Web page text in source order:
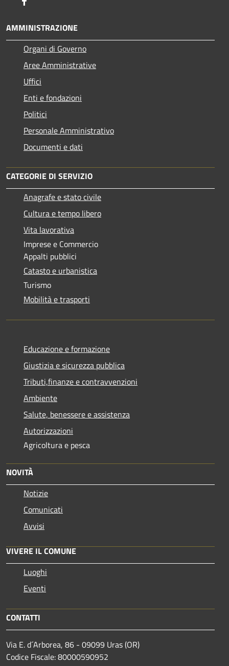
AMMINISTRAZIONE
Organi di Governo
Aree Amministrative
Uffici
Enti e fondazioni
Politici
Personale Amministrativo
Documenti e dati
CATEGORIE DI SERVIZIO
Anagrafe e stato civile
Cultura e tempo libero
Vita lavorativa
Imprese e Commercio
Appalti pubblici
Catasto e urbanistica
Turismo
Mobilità e trasporti
Educazione e formazione
Giustizia e sicurezza pubblica
Tributi,finanze e contravvenzioni
Ambiente
Salute, benessere e assistenza
Autorizzazioni
Agricoltura e pesca
NOVITÀ
Notizie
Comunicati
Avvisi
VIVERE IL COMUNE
Luoghi
Eventi
CONTATTI
Via E. d´Arborea, 86 - 09099 Uras (OR)
Codice Fiscale: 80000590952